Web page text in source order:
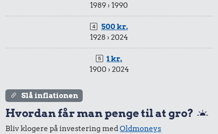
1989 › 1990
500 kr.
1928 › 2024
1 kr.
1900 › 2024
Slå inflationen
Hvordan får man penge til at gro?
Bliv klogere på investering medOldmoneys